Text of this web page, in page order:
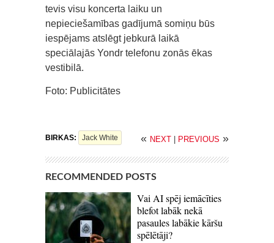
tevis visu koncerta laiku un
nepieciešamības gadījumā somiņu būs
iespējams atslēgt jebkurā laikā
speciālajās Yondr telefonu zonās ēkas
vestibilā.
Foto: Publicitātes
BIRKAS: Jack White « NEXT PREVIOUS »
RECOMMENDED POSTS
Vai AI spēj iemācīties
blefot labāk nekā
pasaules labākie kāršu
spēlētāji?